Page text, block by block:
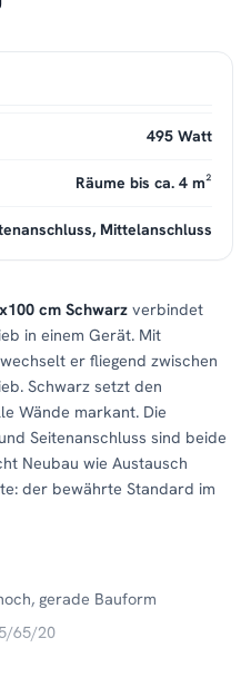
cm Schwarz verbindet
in einem Gerät. Mit
er fliegend zwischen
Schwarz setzt den
Wände markant. Die
Seitenanschluss sind beide
Neubau wie Austausch
der bewährte Standard im
gerade Bauform
65/20
495 Watt
Räume bis ca. 4 m²
Mittelanschluss